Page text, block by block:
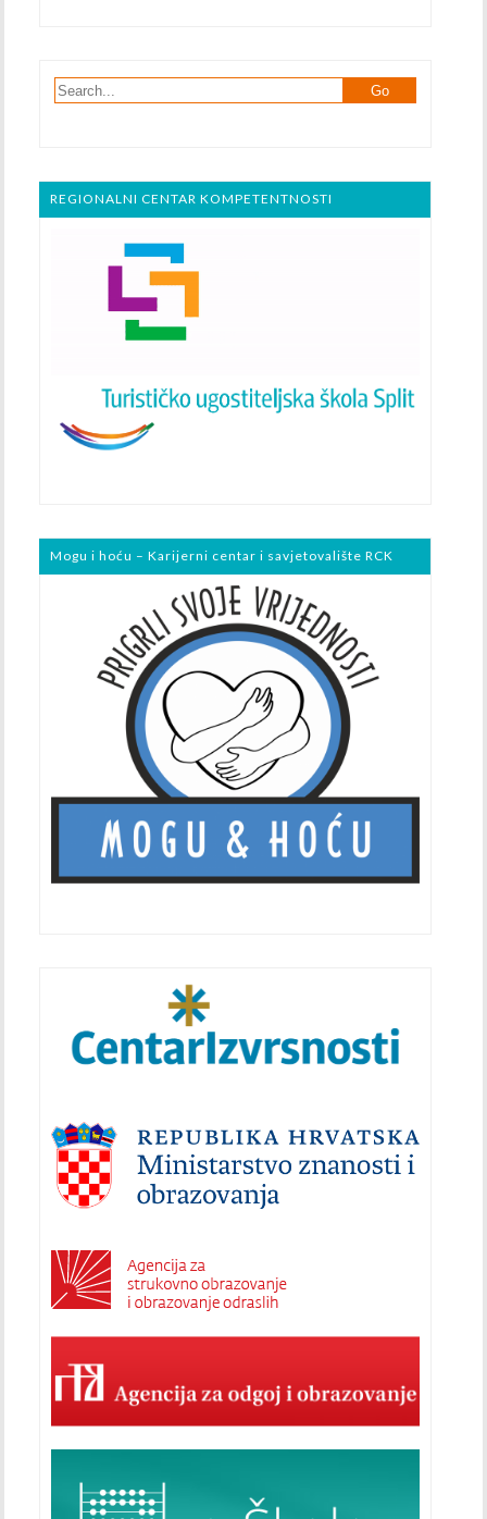
REGIONALNI CENTAR KOMPETENTNOSTI
Mogu i hoću – Karijerni centar i savjetovalište RCK